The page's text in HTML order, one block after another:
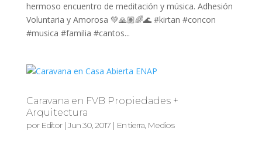
hermoso encuentro de meditación y música. Adhesión
Voluntaria y Amorosa 💚🙏🏽🌈🌊 #kirtan #concon
#musica #familia #cantos...
Caravana en FVB Propiedades +
Arquitectura
por Editor|Jun 30, 2017| En tierra, Medios